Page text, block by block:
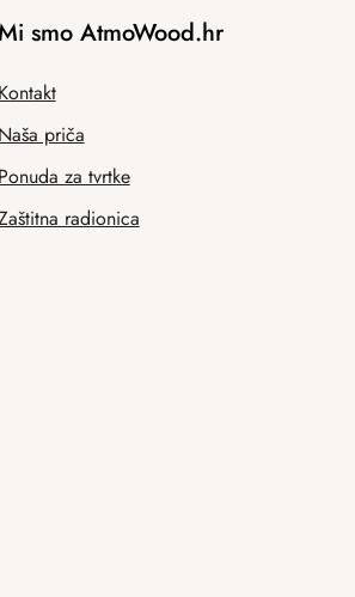
smo AtmoWood.hr
Kontakt
Naša priča
Ponuda za tvrtke
radionica